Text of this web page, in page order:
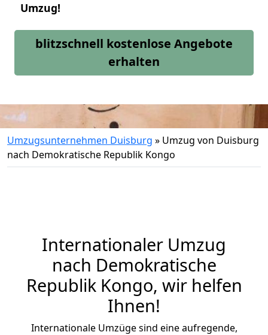
Umzug!
blitzschnell kostenlose Angebote
erhalten
Umzugsunternehmen Duisburg » Umzug von Duisburg
nach Demokratische Republik Kongo
Internationaler Umzug
nach Demokratische
Republik Kongo, wir helfen
Ihnen!
Internationale Umzüge sind eine aufregende,